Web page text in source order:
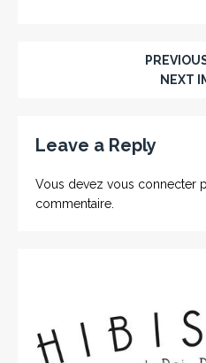
NEXT
Leave a Reply
Vous devez vous connecter
commentaire.